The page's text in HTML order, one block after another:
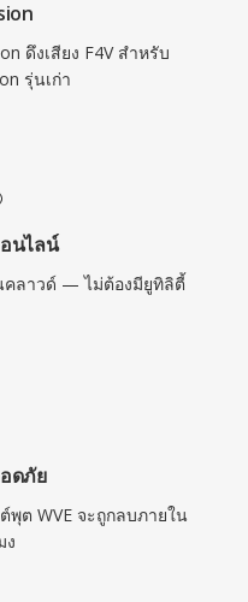
ดึงเสียง F4V สำหรับ
รุ่นเก่า
นไลน์
คลาวด์ — ไม่ต้องมียูทิลิตี้
ดภัย
พุต WVE จะถูกลบภายใน
ง